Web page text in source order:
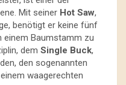
Mit seiner Hot Saw,
benötigt er keine fünf
einem Baumstamm zu
dem Single Buck,
den sogenannten
waagerechten